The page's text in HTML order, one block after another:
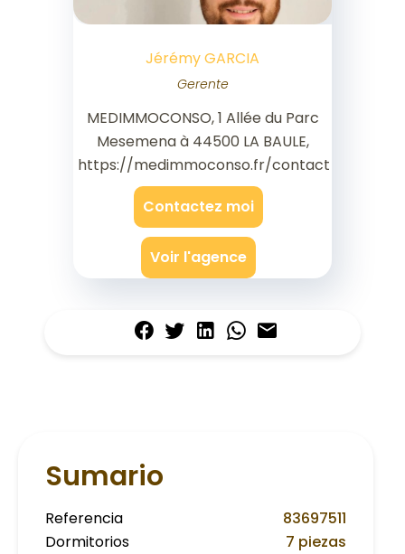
Jérémy GARCIA
Gerente
MEDIMMOCONSO, 1 Allée du Parc
Mesemena à 44500 LA BAULE,
https://medimmoconso.fr/contact
Contactez moi
Voir l'agence
Sumario
Referencia
83697511
Dormitorios
7 piezas